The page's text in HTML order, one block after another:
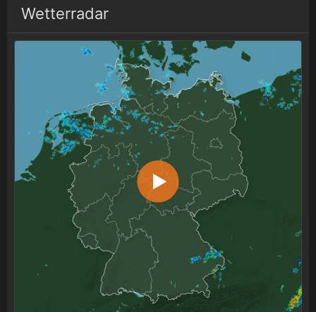
Wetterradar